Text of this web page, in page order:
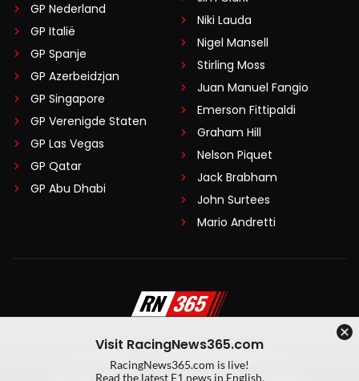
GP Nederland
GP Italië
GP Spanje
GP Azerbeidzjan
GP Singapore
GP Verenigde Staten
GP Las Vegas
GP Qatar
GP Abu Dhabi
Niki Lauda
Nigel Mansell
Stirling Moss
Juan Manuel Fangio
Emerson Fittipaldi
Graham Hill
Nelson Piquet
Jack Brabham
John Surtees
Mario Andretti
Algemene voorwaarden
Privacy Policy
Created by On Your Marks
Visit RacingNews365.com
RacingNews365.com is live!
Read the latest F1 news in English.